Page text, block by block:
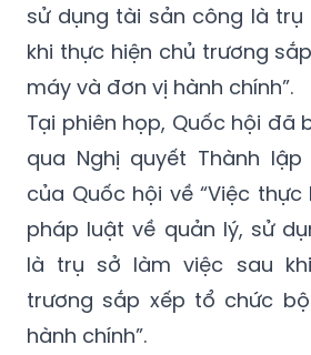
sử dụng tài sản công là trụ
khi thực hiện chủ trương
máy và đơn vị hành chính”.
Tại phiên họp, Quốc hội đã
qua Nghị quyết Thành
của Quốc hội về “Việc thực
pháp luật về quản lý, sử
là trụ sở làm việc sau
trương sắp xếp tổ chức
hành chính”.